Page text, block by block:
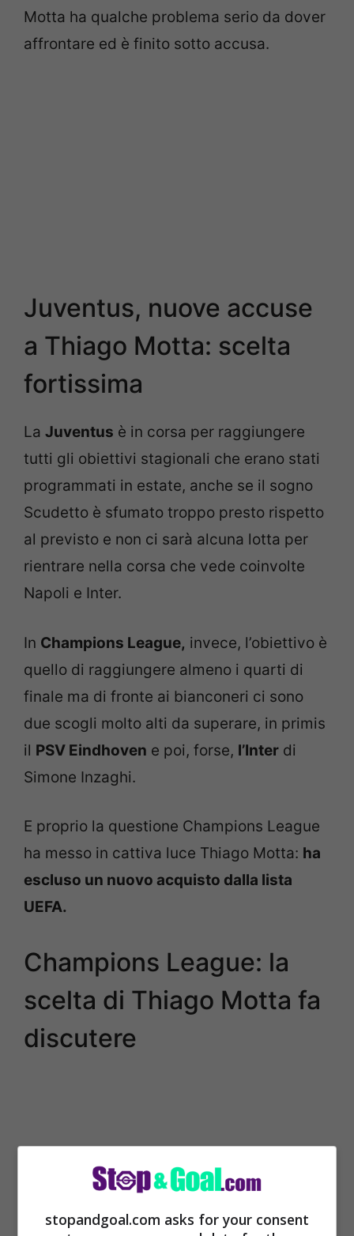
Motta ha qualche problema serio da dover
affrontare ed è finito sotto accusa.
Juventus, nuove accuse
a Thiago Motta: scelta
fortissima
La Juventus è in corsa per raggiungere
tutti gli obiettivi stagionali che erano stati
programmati in estate, anche se il sogno
Scudetto è sfumato troppo presto rispetto
al previsto e non ci sarà alcuna lotta per
rientrare nella corsa che vede coinvolte
Napoli e Inter.
In Champions League, invece, l’obiettivo è
quello di raggiungere almeno i quarti di
finale ma di fronte ai bianconeri ci sono
due scogli molto alti da superare, in primis
il PSV Eindhoven e poi, forse, l’Inter di
Simone Inzaghi.
E proprio la questione Champions League
ha messo in cattiva luce Thiago Motta: ha
escluso un nuovo acquisto dalla lista
UEFA.
Champions League: la
scelta di Thiago Motta fa
discutere
stopandgoal.com asks for your consent